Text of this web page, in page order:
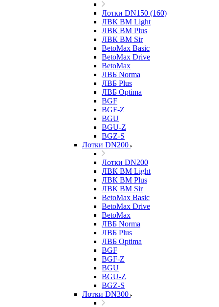
Лотки DN150 (160)
ЛВК ВМ Light
ЛВК ВМ Plus
ЛВК ВМ Sir
BetoMax Basic
BetoMax Drive
BetoMax
ЛВБ Norma
ЛВБ Plus
ЛВБ Optima
BGF
BGF-Z
BGU
BGU-Z
BGZ-S
Лотки DN200
Лотки DN200
ЛВК ВМ Light
ЛВК ВМ Plus
ЛВК ВМ Sir
BetoMax Basic
BetoMax Drive
BetoMax
ЛВБ Norma
ЛВБ Plus
ЛВБ Optima
BGF
BGF-Z
BGU
BGU-Z
BGZ-S
Лотки DN300